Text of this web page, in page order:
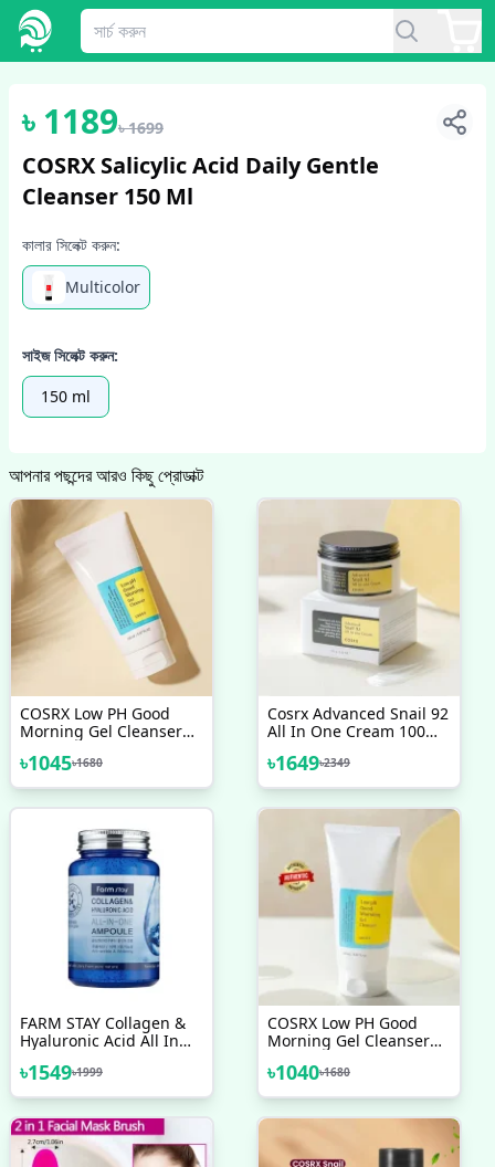
1/3
৳ 1189৳1699
COSRX Salicylic Acid Daily Gentle
Cleanser 150 Ml
কালার সিলেক্ট করুন:
Multicolor
সাইজ সিলেক্ট করুন:
150 ml
আপনার পছন্দের আরও কিছু প্রোডাক্ট
COSRX Low PH Good
Morning Gel Cleanser
Morning Gel Cleanser
150ml
৳1045৳1680
Cosrx Advanced Snail 92
All In One Cream 100
৳1649৳2349
FARM STAY Collagen &
Hyaluronic Acid All In
৳1549৳1999
COSRX Low PH Good
Morning Gel Cleanser
৳1040৳1680